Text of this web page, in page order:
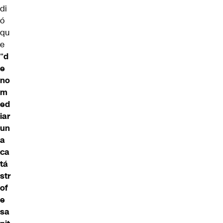
di
ó
qu
e
“d
e
no
m
ed
iar
un
a
ca
tá
str
of
e
sa